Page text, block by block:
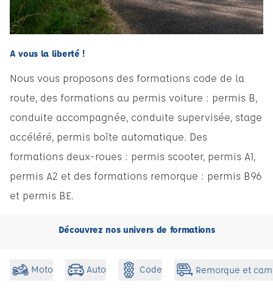
A vous la liberté !
Nous vous proposons des formations code de la
route, des formations au permis voiture : permis B,
conduite accompagnée, conduite supervisée, stage
accéléré, permis boîte automatique. Des
formations deux-roues : permis scooter, permis A1,
permis A2 et des formations remorque : permis B96
et permis BE.
Découvrez nos univers de formations
Moto Auto Code Remorque et